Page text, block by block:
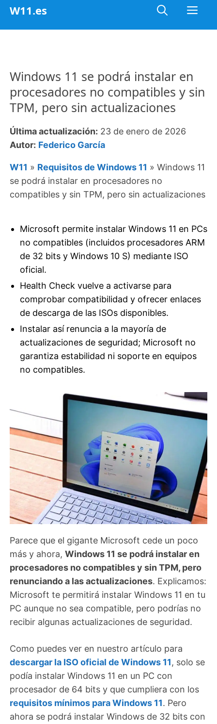
Saltar
W11.es
Windows 11 se podrá instalar en
procesadores no compatibles y sin
TPM, pero sin actualizaciones
Última actualización: 23 de enero de 2026
Autor: Federico García
W11 » Requisitos de Windows 11 » Windows 11
se podrá instalar en procesadores no
compatibles y sin TPM, pero sin actualizaciones
Microsoft permite instalar Windows 11 en PCs
no compatibles (incluidos procesadores ARM
de 32 bits y Windows 10 S) mediante ISO
oficial.
Health Check vuelve a activarse para
comprobar compatibilidad y ofrecer enlaces
de descarga de las ISOs disponibles.
Instalar así renuncia a la mayoría de
actualizaciones de seguridad; Microsoft no
garantiza estabilidad ni soporte en equipos
no compatibles.
Parece que el gigante Microsoft cede un poco
más y ahora, Windows 11 se podrá instalar en
procesadores no compatibles y sin TPM, pero
renunciando a las actualizaciones. Explicamos:
Microsoft te permitirá instalar Windows 11 en tu
PC aunque no sea compatible, pero podrías no
recibir algunas actualizaciones de seguridad.
Como puedes ver en nuestro artículo para
descargar la ISO oficial de Windows 11, solo se
podía instalar Windows 11 en un PC con
procesador de 64 bits y que cumpliera con los
requisitos mínimos para Windows 11. Pero
ahora se podrá instalar Windows de 32 bits con